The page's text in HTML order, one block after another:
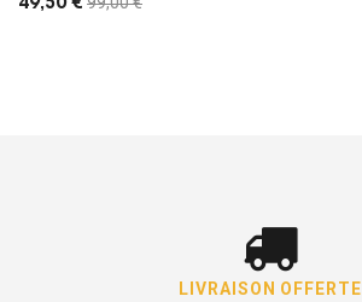
LIVRAISON OFFERTE